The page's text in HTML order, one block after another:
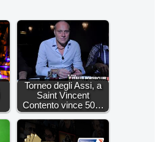
Torneo degli Assi, a
Saint Vincent
Contento vince 50…